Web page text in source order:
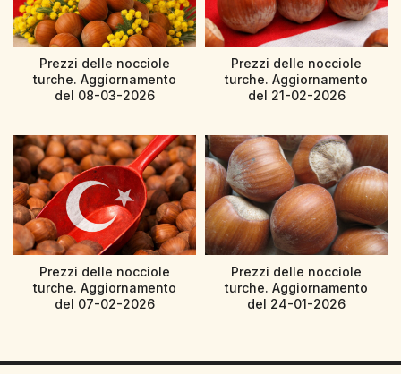
Prezzi delle nocciole
turche. Aggiornamento
del 08-03-2026
Prezzi delle nocciole
turche. Aggiornamento
del 21-02-2026
Prezzi delle nocciole
turche. Aggiornamento
del 07-02-2026
Prezzi delle nocciole
turche. Aggiornamento
del 24-01-2026